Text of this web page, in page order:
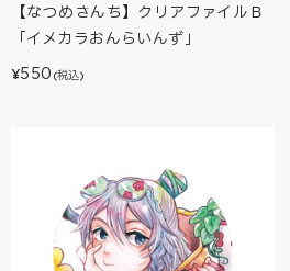
【なつめさんち】クリアファイルＢ
「イメカラおんらいんず」
¥550 (税込)